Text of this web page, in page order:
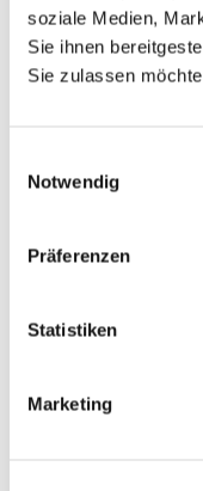
soziale Medien,
Sie ihnen
Sie zulassen
Notwendig
Präferenzen
Statistiken
Marketing